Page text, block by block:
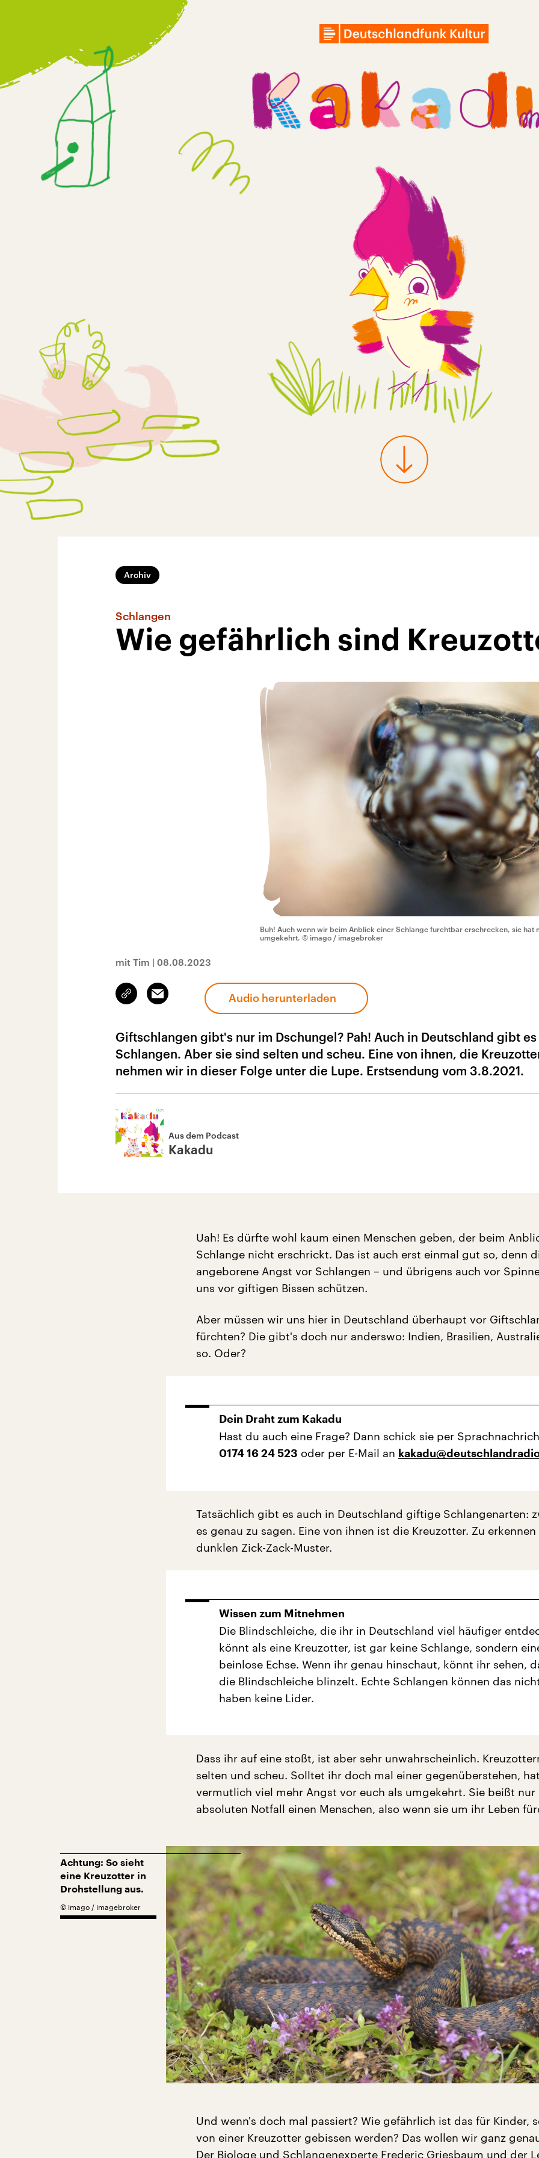
Archiv
Schlangen
Wie gefährlich sind
Buh! Auch wenn wir beim Anblick einer Schlange furchtbar erschrecken, sie hat
umgekehrt. © imago / imagebroker
mit Tim | 08.08.2023
Link
kopieren/teilen
Email Audio herunterladen
Giftschlangen gibt's nur im Dschungel? Pah! Auch in Deutschland gibt
Schlangen. Aber sie sind selten und scheu. Eine von ihnen, die
nehmen wir in dieser Folge unter die Lupe. Erstsendung vom 3.8.2021.
Aus dem Podcast
Kakadu
Uah! Es dürfte wohl kaum einen Menschen geben, der beim
Schlange nicht erschrickt. Das ist auch erst einmal gut so, denn
angeborene Angst vor Schlangen – und übrigens auch vor
uns vor giftigen Bissen schützen.
Aber müssen wir uns hier in Deutschland überhaupt vor
fürchten? Die gibt's doch nur anderswo: Indien, Brasilien,
so. Oder?
Dein Draht zum Kakadu
Hast du auch eine Frage? Dann schick sie per
0174 16 24 523 oder per E-Mail an
Tatsächlich gibt es auch in Deutschland giftige Schlangenarten:
es genau zu sagen. Eine von ihnen ist die Kreuzotter. Zu
dunklen Zick-Zack-Muster.
Wissen zum Mitnehmen
Die Blindschleiche, die ihr in Deutschland viel häufiger
könnt als eine Kreuzotter, ist gar keine Schlange, sondern
beinlose Echse. Wenn ihr genau hinschaut, könnt ihr sehen,
die Blindschleiche blinzelt. Echte Schlangen können das
haben keine Lider.
Dass ihr auf eine stoßt, ist aber sehr unwahrscheinlich.
selten und scheu. Solltet ihr doch mal einer gegenüberstehen,
vermutlich viel mehr Angst vor euch als umgekehrt. Sie beißt nur
absoluten Notfall einen Menschen, also wenn sie um ihr Leben
Achtung: So sieht
eine Kreuzotter in
Drohstellung aus.
© imago / imagebroker
Und wenn's doch mal passiert? Wie gefährlich ist das für Kinder,
von einer Kreuzotter gebissen werden? Das wollen wir ganz
Der Biologe und Schlangenexperte Frederic Griesbaum und der